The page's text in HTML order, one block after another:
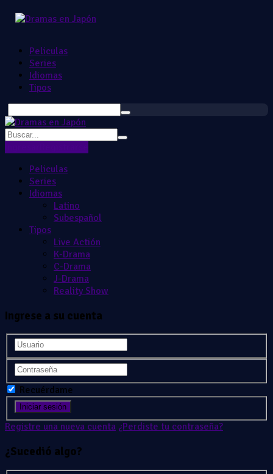
Peliculas
Series
Idiomas
Tipos
Peliculas
Series
Idiomas
Latino
Subespañol
Tipos
Live Actión
K-Drama
C-Drama
J-Drama
Reality Show
Ingrese a su cuenta
Recuérdame
Registre una nueva cuenta ¿Perdiste tu contraseña?
¿Sucedió algo?